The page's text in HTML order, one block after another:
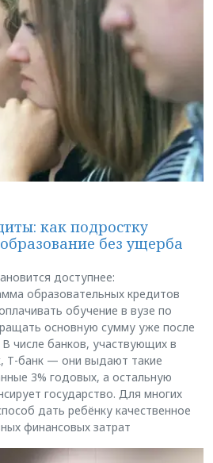
как подростку
без ущерба
доступнее:
образовательных кредитов
обучение в вузе по
основную сумму уже после
числе банков, участвующих в
Т-банк — они выдают такие
3% годовых, а остальную
государство. Для многих
дать ребёнку качественное
финансовых затрат